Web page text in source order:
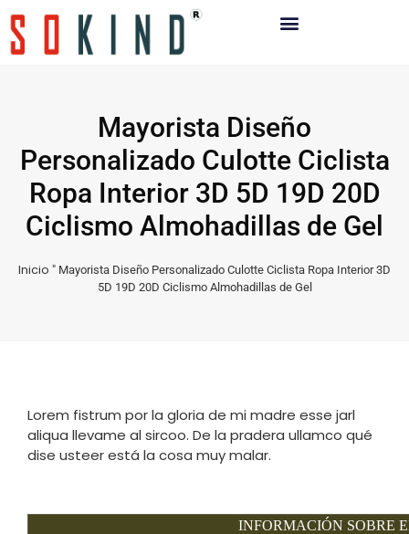
Mayorista Diseño
Personalizado Culotte Ciclista
Ropa Interior 3D 5D 19D 20D
Ciclismo Almohadillas de Gel
Inicio " Mayorista Diseño Personalizado Culotte Ciclista Ropa Interior 3D
5D 19D 20D Ciclismo Almohadillas de Gel
Lorem fistrum por la gloria de mi madre esse jarl
aliqua llevame al sircoo. De la pradera ullamco qué
dise usteer está la cosa muy malar.
INFORMACIÓN SOBRE